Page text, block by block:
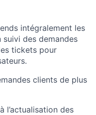
intégralement les
suivi des demandes
tickets pour
clients de plus
l’actualisation des